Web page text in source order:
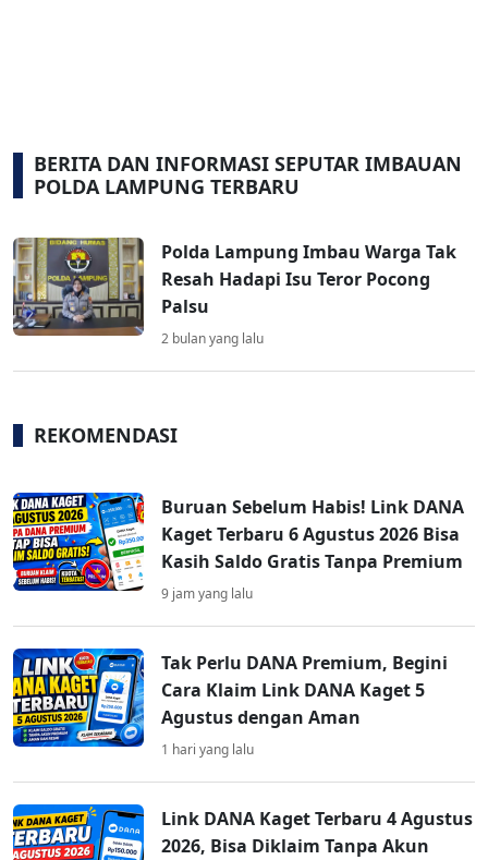
BERITA DAN INFORMASI SEPUTAR IMBAUAN
POLDA LAMPUNG TERBARU
Polda Lampung Imbau Warga Tak
Resah Hadapi Isu Teror Pocong
Palsu
2 bulan yang lalu
REKOMENDASI
Buruan Sebelum Habis! Link DANA
Kaget Terbaru 6 Agustus 2026 Bisa
Kasih Saldo Gratis Tanpa Premium
9 jam yang lalu
Tak Perlu DANA Premium, Begini
Cara Klaim Link DANA Kaget 5
Agustus dengan Aman
1 hari yang lalu
Link DANA Kaget Terbaru 4 Agustus
2026, Bisa Diklaim Tanpa Akun